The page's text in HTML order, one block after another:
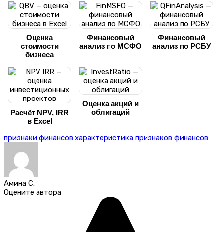
Оценка
стоимости
бизнеса
Финансовый
анализ по МСФО
Финансовый
анализ по РСБУ
Расчёт NPV, IRR
в Excel
Оценка акций и
облигаций
признаки финансов характеристика признаков финансов
Амина С.
Оцените автора